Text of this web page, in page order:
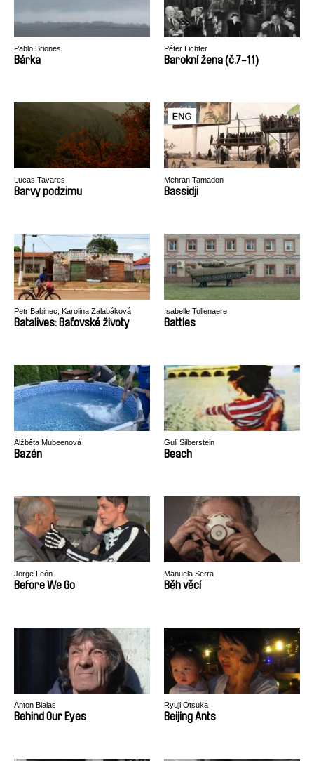
Pablo Briones
Bárka
Péter Lichter
Barokní žena (č.7-11)
Lucas Tavares
Barvy podzimu
Mehran Tamadon
Bassidji
Petr Babinec, Karolina Zalabáková
Batalives: Baťovské životy
Isabelle Tollenaere
Battles
Alžběta Mubeenová
Bazén
Guli Silberstein
Beach
Jorge León
Before We Go
Manuela Serra
Běh věcí
Anton Bialas
Behind Our Eyes
Ryuji Otsuka
Beijing Ants